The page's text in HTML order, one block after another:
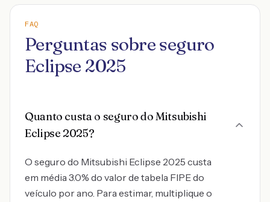
FAQ
Perguntas sobre seguro
Eclipse 2025
Quanto custa o seguro do Mitsubishi
Eclipse 2025?
O seguro do Mitsubishi Eclipse 2025 custa
em média 3.0% do valor de tabela FIPE do
veículo por ano. Para estimar, multiplique o